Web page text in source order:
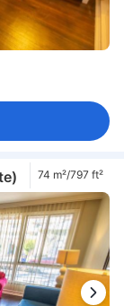
74 m²/797 ft²